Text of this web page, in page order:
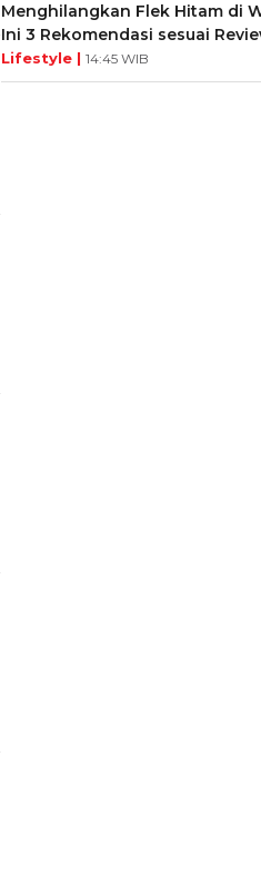
Menghilangkan Flek Hitam di
Ini 3 Rekomendasi sesuai
Lifestyle | 14:45 WIB